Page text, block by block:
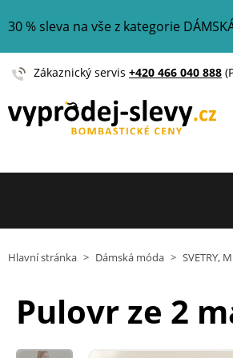
30 % sleva na vše z kategorie
Zákaznický servis +420 466 040 888
Hlavní stránka > Dámská móda > SVETRY,
Pulovr ze 2